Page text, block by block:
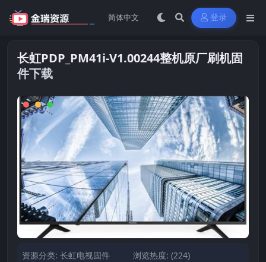
登录
长虹PDP_PM41i-V1.00244整机原厂刷机固
件下载
资源分类: 长虹电视固件
浏览热度: (224)